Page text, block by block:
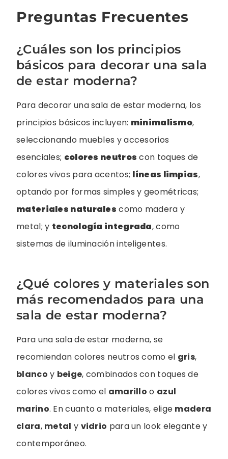
Preguntas Frecuentes
¿Cuáles son los principios
básicos para decorar una sala
de estar moderna?
Para decorar una sala de estar moderna, los
principios básicos incluyen: minimalismo,
seleccionando muebles y accesorios
esenciales; colores neutros con toques de
colores vivos para acentos; líneas limpias,
optando por formas simples y geométricas;
materiales naturales como madera y
metal; y tecnología integrada, como
sistemas de iluminación inteligentes.
¿Qué colores y materiales son
más recomendados para una
sala de estar moderna?
Para una sala de estar moderna, se
recomiendan colores neutros como el gris,
blanco y beige, combinados con toques de
colores vivos como el amarillo o azul
marino. En cuanto a materiales, elige madera
clara, metal y vidrio para un look elegante y
contemporáneo.